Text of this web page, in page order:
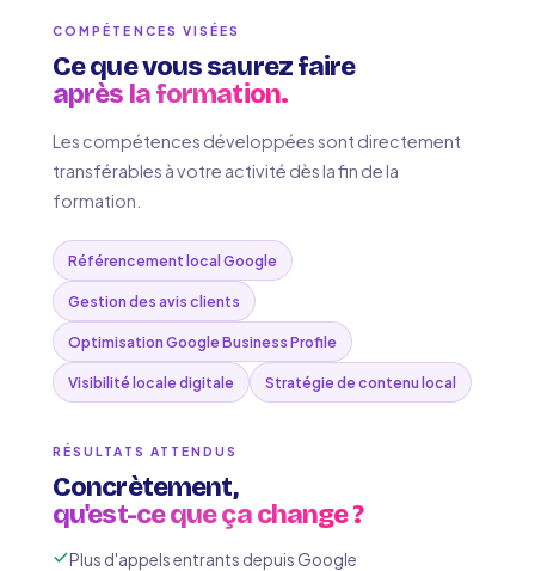
COMPÉTENCES VISÉES
Ce que vous saurez faire
après la formation.
Les compétences développées sont directement
transférables à votre activité dès la fin de la
formation.
Référencement local Google
Gestion des avis clients
Optimisation Google Business Profile
Visibilité locale digitale Stratégie de contenu local
RÉSULTATS ATTENDUS
Concrètement,
qu'est-ce que ça change ?
Plus d'appels entrants depuis Google